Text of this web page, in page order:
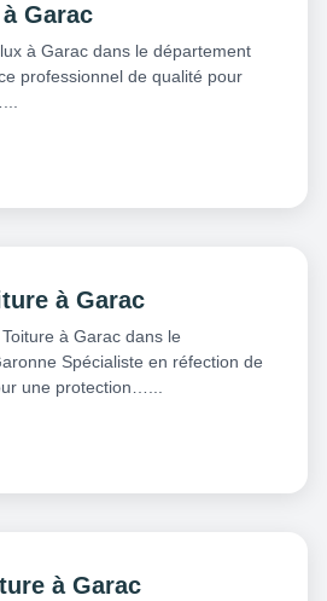
Garac
à Garac dans le département
professionnel de qualité pour
à Garac
à Garac dans le
Spécialiste en réfection de
une protection…...
à Garac